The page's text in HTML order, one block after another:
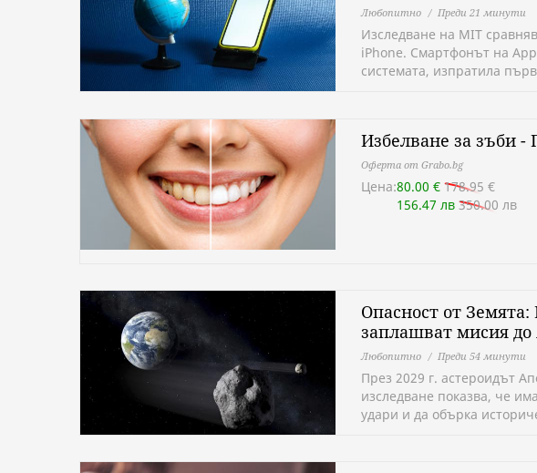
Любопитно Преди 21 минути
Изследване на MIT
iPhone. Смартфонът на
системата, изпратила
Избелване за зъби
Оферта от Grabo.bg
Цена:80.00 € 178.95 €
156.47 лв 350.00 лв
Опасност от
заплашват мисия
Любопитно Преди 54 минути
През 2029 г. астероидът
изследване показва, че
удари и да обърка